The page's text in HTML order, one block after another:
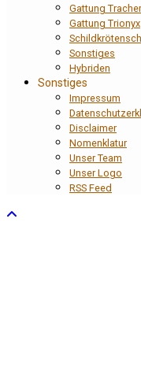
Gattung
Gattung Trionyx
Sonstiges
Hybriden
Sonstiges
Impressum
Disclaimer
Nomenklatur
Unser Team
Unser Logo
RSS Feed